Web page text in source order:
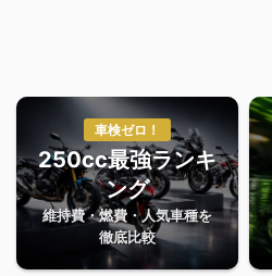
車検ゼロ！
250cc最強ランキ
ング
維持費・燃費・人気車種を
徹底比較